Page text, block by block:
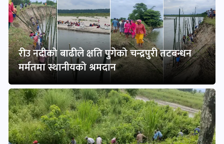
रीउ नदीको बाढीले क्षति पुगेको चन्द्रपुरी तटबन्धन
मर्मतमा स्थानीयको श्रमदान